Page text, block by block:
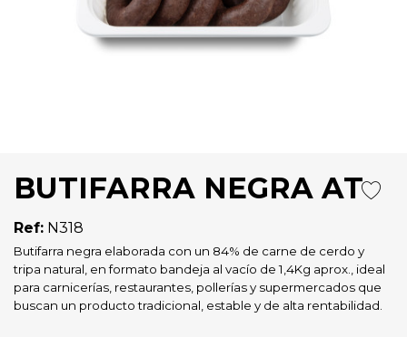
BUTIFARRA NEGRA AT
Ref: N318
Butifarra negra elaborada con un 84% de carne de cerdo y
tripa natural, en formato bandeja al vacío de 1,4Kg aprox., ideal
para carnicerías, restaurantes, pollerías y supermercados que
buscan un producto tradicional, estable y de alta rentabilidad.